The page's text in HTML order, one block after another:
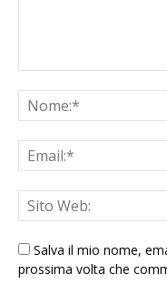
Salva il mio nome,
prossima volta che